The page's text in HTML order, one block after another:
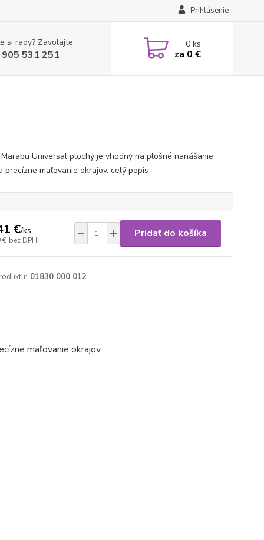
Prihlásenie
si rady? Zavolajte.
531 251
0ks
za 0 €
Universal plochý je vhodný na plošné nanášanie
precízne maľovanie okrajov. celý popis
€/ks
€ bez DPH
Pridať do košíka
01830 000 012
maľovanie okrajov.